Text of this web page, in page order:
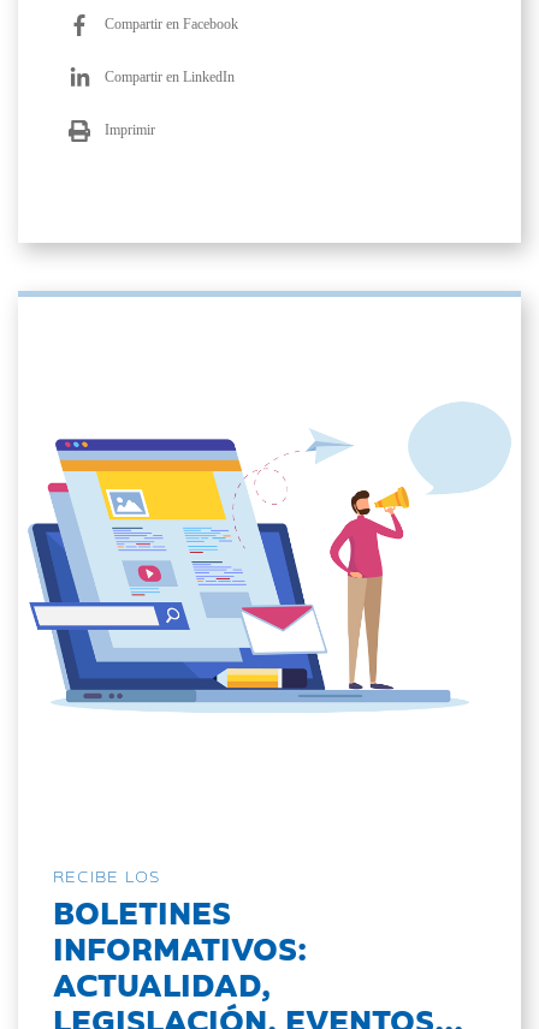
Compartir en Facebook
Compartir en LinkedIn
Imprimir
RECIBE LOS
BOLETINES
INFORMATIVOS:
ACTUALIDAD,
LEGISLACIÓN, EVENTOS...